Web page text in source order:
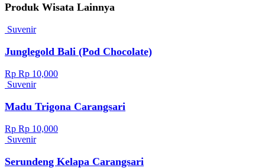
Produk Wisata Lainnya
Suvenir
Junglegold Bali (Pod Chocolate)
Rp Rp 10,000
Suvenir
Madu Trigona Carangsari
Rp Rp 10,000
Suvenir
Serundeng Kelapa Carangsari